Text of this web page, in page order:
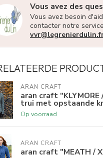
Vous avez des
Vous avez besoin
contacter notre
ARAN CRAFT
aran craft "KLYMORE
trui met opstaande
Op voorraad
ARAN CRAFT
aran craft "MEATH /